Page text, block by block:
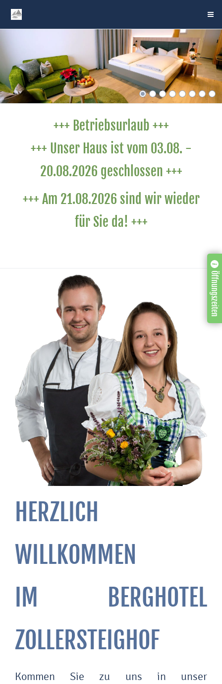
+++ Betriebsurlaub +++
+++ Unser Haus ist vom 03.08. -
20.08.2026 geschlossen +++
+++ Am 21.08.2026 sind wir wieder
für Sie da! +++
HERZLICH
WILLKOMMEN
IM BERGHOTEL
ZOLLERSTEIGHOF
Kommen Sie zu uns in unser
Öffnungszeiten